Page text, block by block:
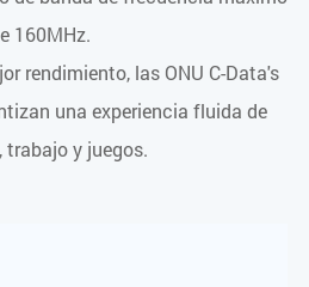
160MHz.
rendimiento, las ONU C-Data's
una experiencia fluida de
trabajo y juegos.